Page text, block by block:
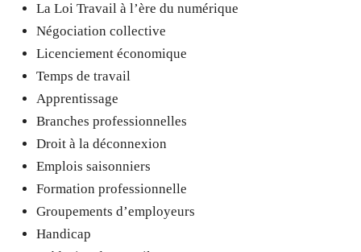
La Loi Travail à l’ère du numérique
Négociation collective
Licenciement économique
Temps de travail
Apprentissage
Branches professionnelles
Droit à la déconnexion
Emplois saisonniers
Formation professionnelle
Groupements d’employeurs
Handicap